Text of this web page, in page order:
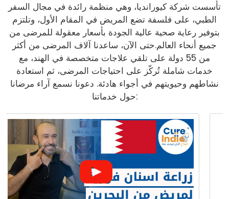
تأسست شركة كيورانديا، وهي منظمة رائدة في مجال السفر
الطبي، على فلسفة تضع المريض في المقام الأول، وتلتزم
بتوفير رعاية صحية عالية الجودة بأسعار معقولة للمرضى من
جميع أنحاء العالم.حتى الآن، ساعدنا آلاف المرضى من أكثر
من 55 دولة على تلقي علاجات متخصصة في الهند، مع
خدمات شاملة تُركّز على احتياجات المرضى، ثم استعادة
نشاطهم وحيويتهم في أجواء هادئة. دعونا نسمع آراء مرضانا
حول خدماتنا: